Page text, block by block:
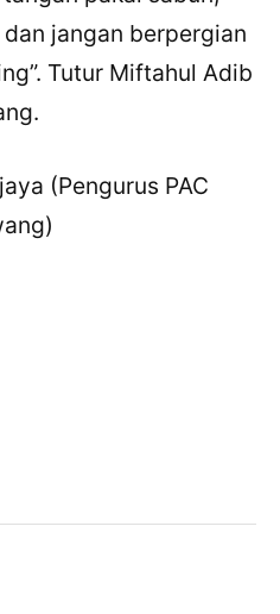
jangan berpergian
Tutur Miftahul Adib
(Pengurus PAC